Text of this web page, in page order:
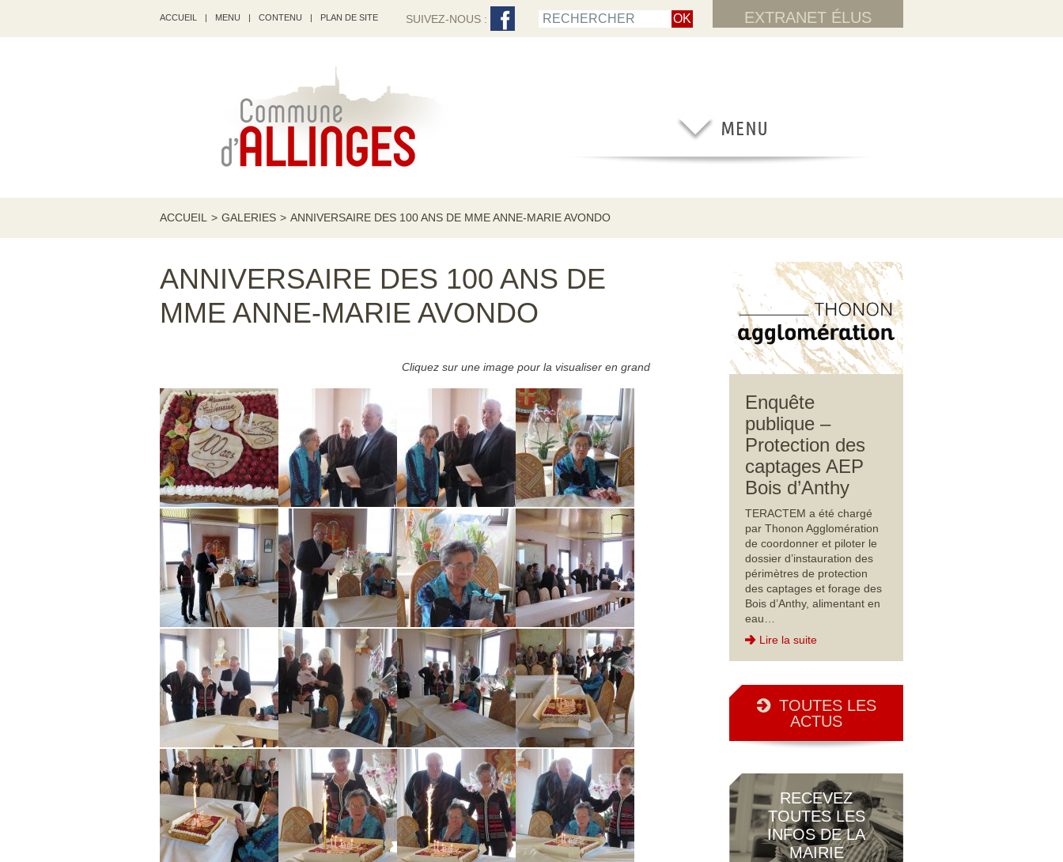
ACCUEIL | MENU | CONTENU | PLAN DE SITE EXTRANET ÉLUS
SUIVEZ-NOUS :
ACCUEIL > GALERIES > ANNIVERSAIRE DES 100 ANS DE MME ANNE-MARIE AVONDO
ANNIVERSAIRE DES 100 ANS DE
MME ANNE-MARIE AVONDO
Cliquez sur une image pour la visualiser en grand
Enquête
publique –
Protection des
captages AEP
Bois d’Anthy
TERACTEM a été chargé
par Thonon Agglomération
de coordonner et piloter le
dossier d’instauration des
périmètres de protection
des captages et forage des
Bois d’Anthy, alimentant en
eau…
Lire la suite
TOUTES LES
ACTUS
RECEVEZ
TOUTES LES
INFOS DE LA
MAIRIE